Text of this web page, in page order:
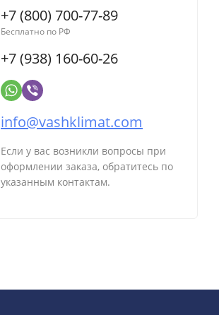
+7 (800) 700-77-89
Бесплатно по РФ
+7 (938) 160-60-26
info@vashklimat.com
Если у вас возникли вопросы при
оформлении заказа, обратитесь по
указанным контактам.